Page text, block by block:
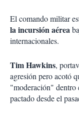
El comando militar
la incursión aérea
internacionales.
Tim Hawkins,
agresión pero acotó
"moderación" dentro
pactado desde el